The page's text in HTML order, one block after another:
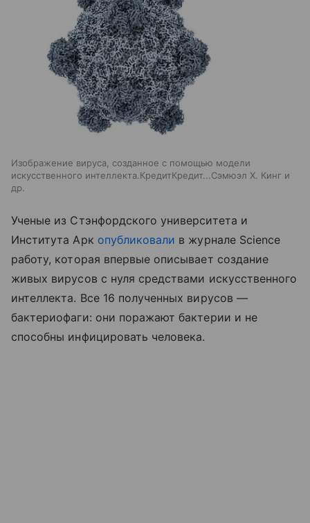
Изображение вируса, созданное с помощью модели
искусственного интеллекта.КредитКредит...Сэмюэл Х. Кинг и
др.
Ученые из Стэнфордского университета и
Института Арк опубликовали в журнале Science
работу, которая впервые описывает создание
живых вирусов с нуля средствами искусственного
интеллекта. Все 16 полученных вирусов —
бактериофаги: они поражают бактерии и не
способны инфицировать человека.